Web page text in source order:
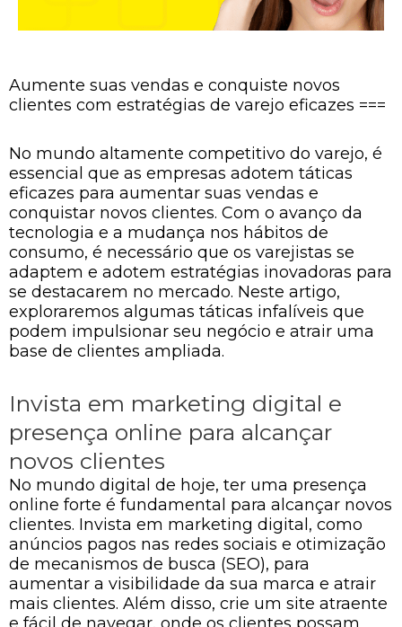
Aumente suas vendas e conquiste novos
clientes com estratégias de varejo eficazes ===
No mundo altamente competitivo do varejo, é
essencial que as empresas adotem táticas
eficazes para aumentar suas vendas e
conquistar novos clientes. Com o avanço da
tecnologia e a mudança nos hábitos de
consumo, é necessário que os varejistas se
adaptem e adotem estratégias inovadoras para
se destacarem no mercado. Neste artigo,
exploraremos algumas táticas infalíveis que
podem impulsionar seu negócio e atrair uma
base de clientes ampliada.
Invista em marketing digital e
presença online para alcançar
novos clientes
No mundo digital de hoje, ter uma presença
online forte é fundamental para alcançar novos
clientes. Invista em marketing digital, como
anúncios pagos nas redes sociais e otimização
de mecanismos de busca (SEO), para
aumentar a visibilidade da sua marca e atrair
mais clientes. Além disso, crie um site atraente